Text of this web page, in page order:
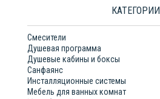
КАТЕГОРИИ
Смесители
Душевая программа
Душевые кабины и боксы
Санфаянс
Инсталляционные системы
Мебель для ванных комнат